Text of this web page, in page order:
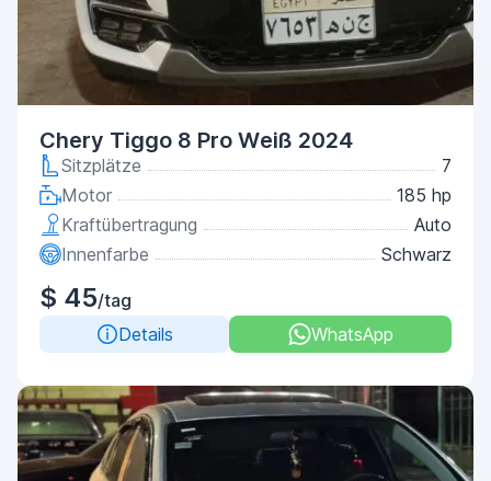
Chery Tiggo 8 Pro Weiß 2024
Sitzplätze
7
Motor
185 hp
Kraftübertragung
Auto
Innenfarbe
Schwarz
$ 45/tag
Details
WhatsApp